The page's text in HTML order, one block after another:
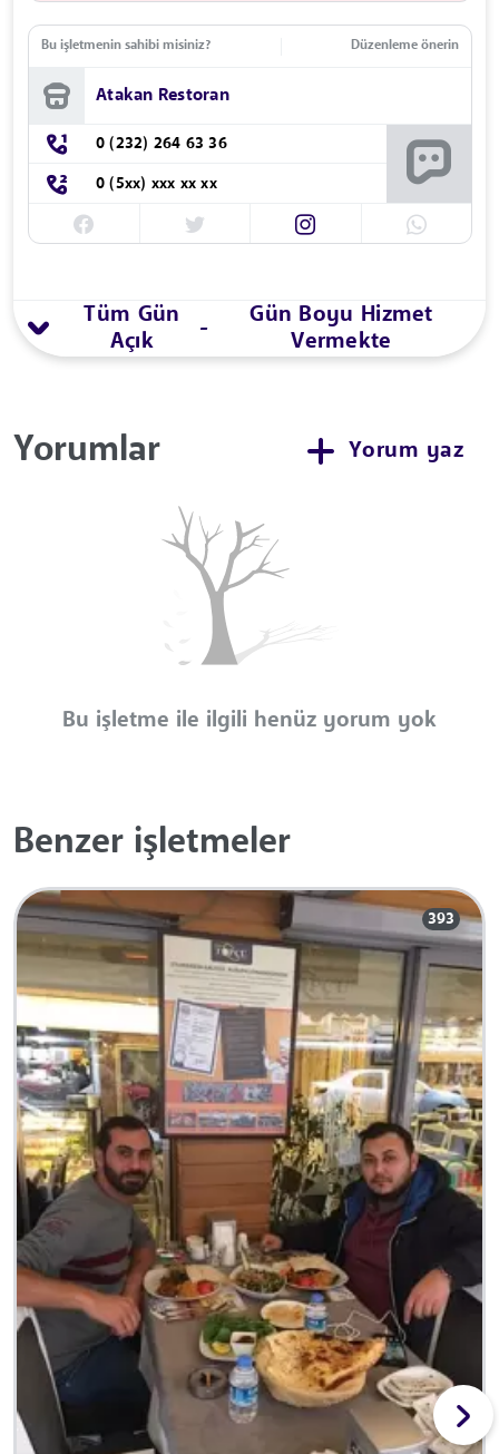
Bu işletmenin sahibi misiniz? Düzenleme önerin
Atakan Restoran
0 (232) 264 63 36
0 (5xx) xxx xx xx
Tüm Gün
Açık
-
Gün Boyu Hizmet
Vermekte
Yorumlar Yorum yaz
Bu işletme ile ilgili henüz yorum yok
Benzer işletmeler
393